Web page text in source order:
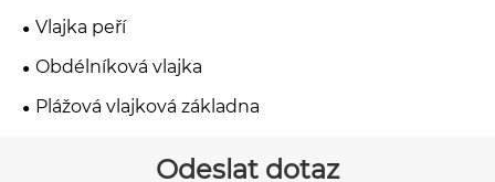
Vlajka peří
Obdélníková vlajka
Plážová vlajková základna
Odeslat dotaz